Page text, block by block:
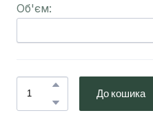
Об'єм:
До кошика